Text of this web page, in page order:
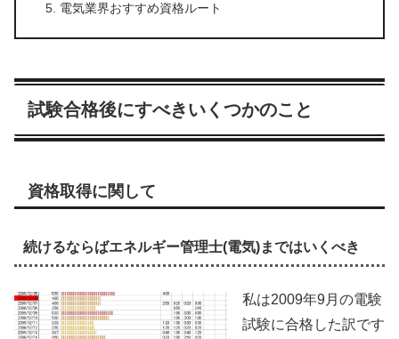
電気業界おすすめ資格ルート
試験合格後にすべきいくつかのこと
資格取得に関して
続けるならばエネルギー管理士(電気)まではいくべき
私は2009年9月の電験
試験に合格した訳です